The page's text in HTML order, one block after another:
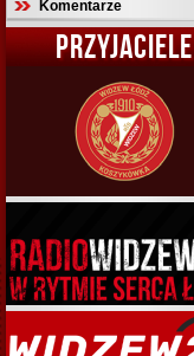
Komentarze
PRZYJACIELE